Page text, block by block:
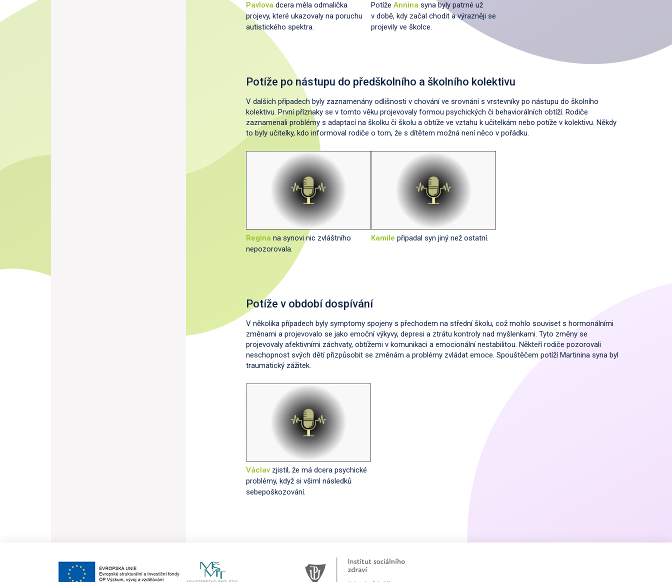
Pavlova dcera měla odmalička
projevy, které ukazovaly na poruchu
autistického spektra.
Potíže Annina syna byly patrné už
v době, kdy začal chodit a výrazněji se
projevily ve školce.
Potíže po nástupu do předškolního a školního kolektivu
V dalších případech byly zaznamenány odlišnosti v chování ve srovnání s vrstevníky po nástupu do školního
kolektivu. První příznaky se v tomto věku projevovaly formou psychických či behaviorálních obtíží. Rodiče
zaznamenali problémy s adaptací na školku či školu a obtíže ve vztahu k učitelkám nebo potíže v kolektivu. Někdy
to byly učitelky, kdo informoval rodiče o tom, že s dítětem možná není něco v pořádku.
Regina na synovi nic zvláštního
nepozorovala.
Kamile připadal syn jiný než ostatní.
Potíže v období dospívání
V několika případech byly symptomy spojeny s přechodem na střední školu, což mohlo souviset s hormonálními
změnami a projevovalo se jako emoční výkyvy, depresi a ztrátu kontroly nad myšlenkami. Tyto změny se
projevovaly afektivními záchvaty, obtížemi v komunikaci a emocionální nestabilitou. Někteří rodiče pozorovali
neschopnost svých dětí přizpůsobit se změnám a problémy zvládat emoce. Spouštěčem potíží Martinina syna byl
traumatický zážitek.
Václav zjistil, že má dcera psychické
problémy, když si všiml následků
sebepoškozování.